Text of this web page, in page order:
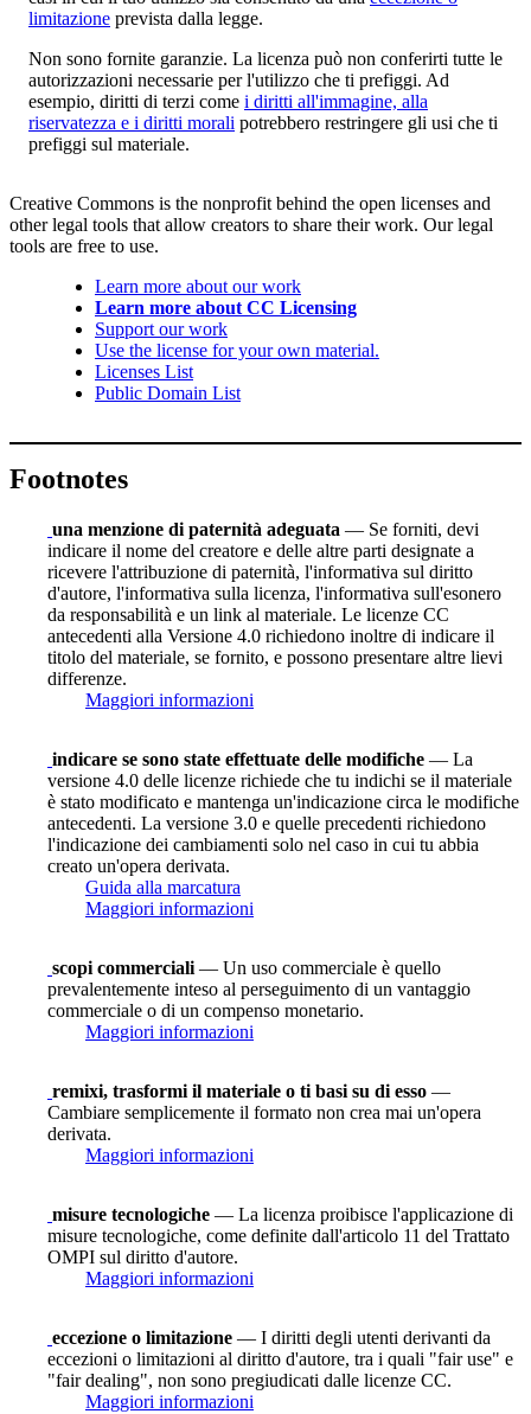
limitazione prevista dalla legge.
Non sono fornite garanzie. La licenza può non conferirti tutte le
autorizzazioni necessarie per l'utilizzo che ti prefiggi. Ad
esempio, diritti di terzi come i diritti all'immagine, alla
riservatezza e i diritti morali potrebbero restringere gli usi che ti
prefiggi sul materiale.
Creative Commons is the nonprofit behind the open licenses and
other legal tools that allow creators to share their work. Our legal
tools are free to use.
Learn more about our work
Learn more about CC Licensing
Support our work
Use the license for your own material.
Licenses List
Public Domain List
Footnotes
una menzione di paternità adeguata — Se forniti, devi
indicare il nome del creatore e delle altre parti designate a
ricevere l'attribuzione di paternità, l'informativa sul diritto
d'autore, l'informativa sulla licenza, l'informativa sull'esonero
da responsabilità e un link al materiale. Le licenze CC
antecedenti alla Versione 4.0 richiedono inoltre di indicare il
titolo del materiale, se fornito, e possono presentare altre lievi
differenze.
Maggiori informazioni
indicare se sono state effettuate delle modifiche — La
versione 4.0 delle licenze richiede che tu indichi se il materiale
è stato modificato e mantenga un'indicazione circa le modifiche
antecedenti. La versione 3.0 e quelle precedenti richiedono
l'indicazione dei cambiamenti solo nel caso in cui tu abbia
creato un'opera derivata.
Guida alla marcatura
Maggiori informazioni
scopi commerciali — Un uso commerciale è quello
prevalentemente inteso al perseguimento di un vantaggio
commerciale o di un compenso monetario.
Maggiori informazioni
remixi, trasformi il materiale o ti basi su di esso —
Cambiare semplicemente il formato non crea mai un'opera
derivata.
Maggiori informazioni
misure tecnologiche — La licenza proibisce l'applicazione di
misure tecnologiche, come definite dall'articolo 11 del Trattato
OMPI sul diritto d'autore.
Maggiori informazioni
eccezione o limitazione — I diritti degli utenti derivanti da
eccezioni o limitazioni al diritto d'autore, tra i quali "fair use" e
"fair dealing", non sono pregiudicati dalle licenze CC.
Maggiori informazioni